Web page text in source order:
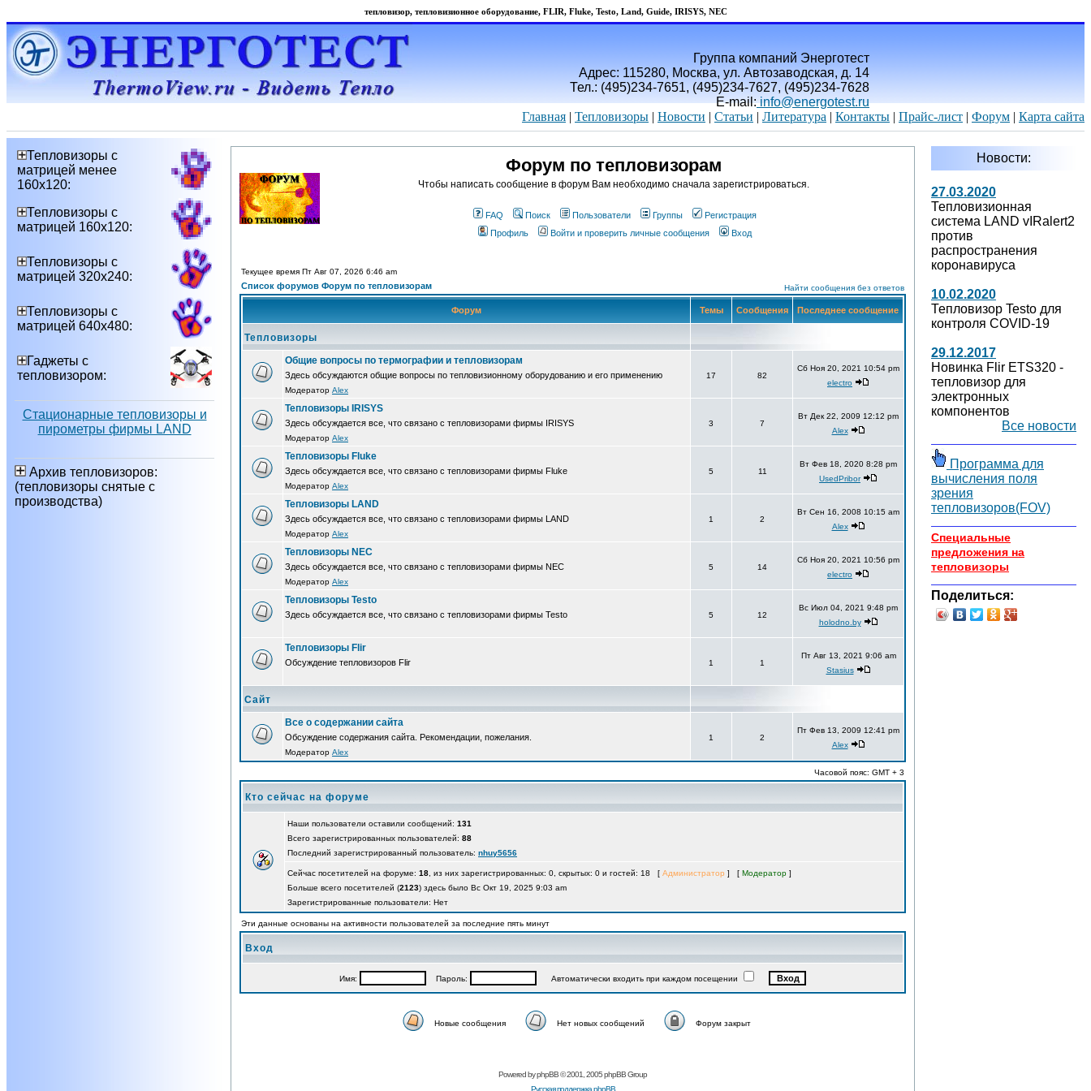
тепловизор, тепловизионное оборудование, FLIR, Fluke, Testo, Land, Guide, IRISYS, NEC
Группа компаний Энерготест
Адрес: 115280, Москва, ул. Автозаводская, д. 14
Тел.: (495)234-7651, (495)234-7627, (495)234-7628
E-mail:info@energotest.ru
Главная | Тепловизоры | Новости | Статьи | Литература | Контакты | Прайс-лист | Форум | Карта сайта
Тепловизоры с
матрицей менее
160х120:
Тепловизоры с
матрицей 160х120:
Тепловизоры с
матрицей 320х240:
Тепловизоры с
матрицей 640х480:
Гаджеты с
тепловизором:
Стационарные тепловизоры и
пирометры фирмы LAND
Архив тепловизоров:
(тепловизоры снятые с
производства)
Форум по тепловизорам
Чтобы написать сообщение в форум Вам необходимо сначала зарегистрироваться.
FAQ Поиск Пользователи Группы
Регистрация
Профиль
Войти и проверить личные сообщения Вход
Текущее время Пт Авг 07, 2026 6:46 am
Список форумов Форум по тепловизорам Найти сообщения без ответов
Форум Темы Сообщения Последнее сообщение
Тепловизоры
Общие вопросы по термографии и тепловизорам
Здесь обсуждаются общие вопросы по тепловизионному оборудованию и его применению
Модератор Alex
17 82
Сб Ноя 20, 2021 10:54 pm
electro
Тепловизоры IRISYS
Здесь обсуждается все, что связано с тепловизорами фирмы IRISYS
Модератор Alex
3 7
Вт Дек 22, 2009 12:12 pm
Alex
Тепловизоры Fluke
Здесь обсуждается все, что связано с тепловизорами фирмы Fluke
Модератор Alex
5 11
Вт Фев 18, 2020 8:28 pm
UsedPribor
Тепловизоры LAND
Здесь обсуждается все, что связано с тепловизорами фирмы LAND
Модератор Alex
1 2
Вт Сен 16, 2008 10:15 am
Alex
Тепловизоры NEC
Здесь обсуждается все, что связано с тепловизорами фирмы NEC
Модератор Alex
5 14
Сб Ноя 20, 2021 10:56 pm
electro
Тепловизоры Testo
Здесь обсуждается все, что связано с тепловизорами фирмы Testo 5 12
Вс Июл 04, 2021 9:48 pm
holodno.by
Тепловизоры Flir
Обсуждение тепловизоров Flir 1 1
Пт Авг 13, 2021 9:06 am
Stasius
Сайт
Все о содержании сайта
Обсуждение содержания сайта. Рекомендации, пожелания.
Модератор Alex
1 2
Пт Фев 13, 2009 12:41 pm
Alex
Часовой пояс: GMT + 3
Кто сейчас на форуме
Наши пользователи оставили сообщений: 131
Всего зарегистрированных пользователей: 88
Последний зарегистрированный пользователь: nhuy5656
Сейчас посетителей на форуме: 18, из них зарегистрированных: 0, скрытых: 0 и гостей: 18 [ Администратор ] [ Модератор ]
Больше всего посетителей (2123) здесь было Вс Окт 19, 2025 9:03 am
Зарегистрированные пользователи: Нет
Эти данные основаны на активности пользователей за последние пять минут
Вход
Имя: Пароль: Автоматически входить при каждом посещении
Новые сообщения Нет новых сообщений Форум закрыт
Powered byphpBB© 2001, 2005 phpBB Group
Новости:
27.03.2020
Тепловизионная
система LAND vIRalert2
против
распространения
коронавируса
10.02.2020
Тепловизор Testo для
контроля COVID-19
29.12.2017
Новинка Flir ETS320 -
тепловизор для
электронных
компонентов
Все новости
Программа для
вычисления поля
зрения
тепловизоров(FOV)
Специальные
предложения на
тепловизоры
Поделиться: